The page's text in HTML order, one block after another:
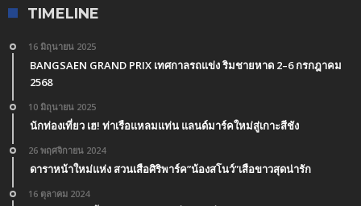
TIMELINE
16 มิถุนายน 2025
BANGSAEN GRAND PRIX เทศกาลรถแข่ง ริมชายหาด 2–6 กรกฎาคม
2568
10 มิถุนายน 2025
นักท่องเที่ยว เฮ! ท่าเรือแหลมแท่น แลนด์มาร์คใหม่สู่เกาะสีชัง
26 พฤศจิกายน 2024
ดาราหน้าใหม่แห่ง สวนเสือศิริพาร์ค”น้องสโนว์”เสือขาวสุดน่ารัก
16 ตุลาคม 2024